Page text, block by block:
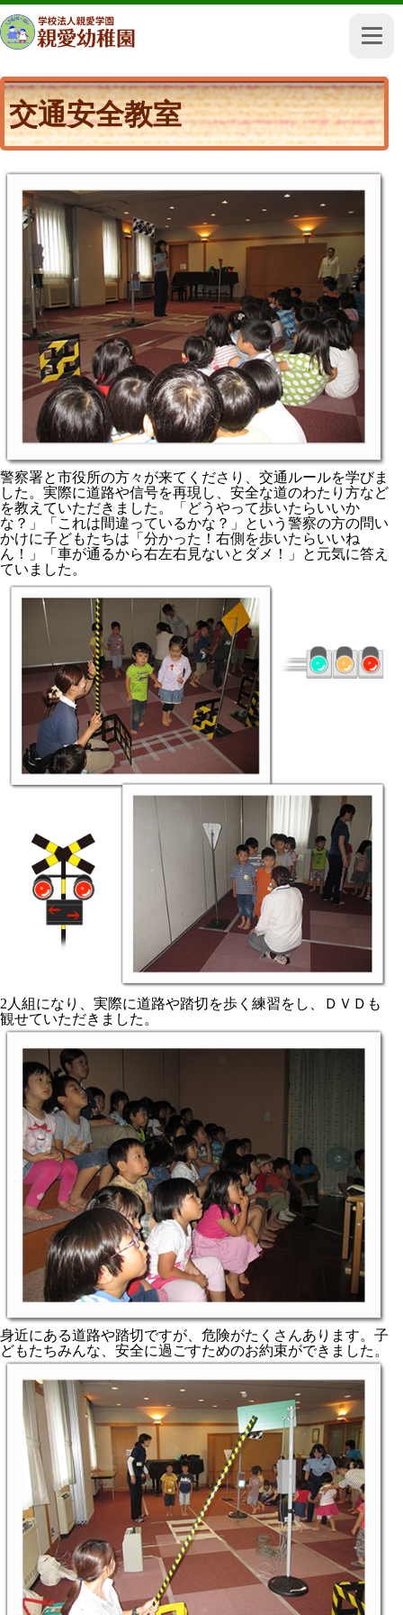
交通安全教室
警察署と市役所の方々が来てくださり、交通ルールを学びま
した。実際に道路や信号を再現し、安全な道のわたり方など
を教えていただきました。「どうやって歩いたらいいか
な？」「これは間違っているかな？」という警察の方の問い
かけに子どもたちは「分かった！右側を歩いたらいいね
ん！」「車が通るから右左右見ないとダメ！」と元気に答え
ていました。
2人組になり、実際に道路や踏切を歩く練習をし、ＤＶＤも
観せていただきました。
身近にある道路や踏切ですが、危険がたくさんあります。子
どもたちみんな、安全に過ごすためのお約束ができました。